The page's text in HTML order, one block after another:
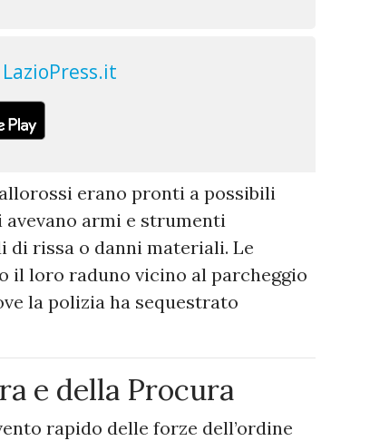
erano pronti a possibili
armi e strumenti
di rissa o danni materiali. Le
il loro raduno vicino al parcheggio
la polizia ha sequestrato
e della Procura
rapido delle forze dell’ordine